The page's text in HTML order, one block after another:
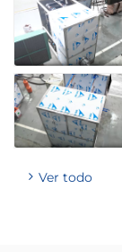
Ver todo